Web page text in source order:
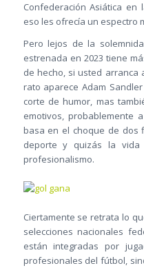
Confederación Asiática en
eso les ofrecía un espectro
Pero lejos de la
estrenada en 2023 tiene
de hecho, si usted
rato aparece Adam
corte de humor, mas
emotivos, probablemente
basa en el choque de dos
deporte y quizás la vida
profesionalismo.
Ciertamente se retrata lo
selecciones nacionales
están integradas por
profesionales del fútbol,